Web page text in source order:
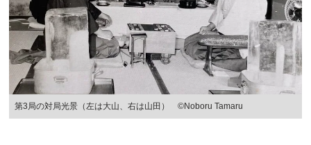
第3局の対局光景（左は大山、右は山田） ©Noboru Tamaru